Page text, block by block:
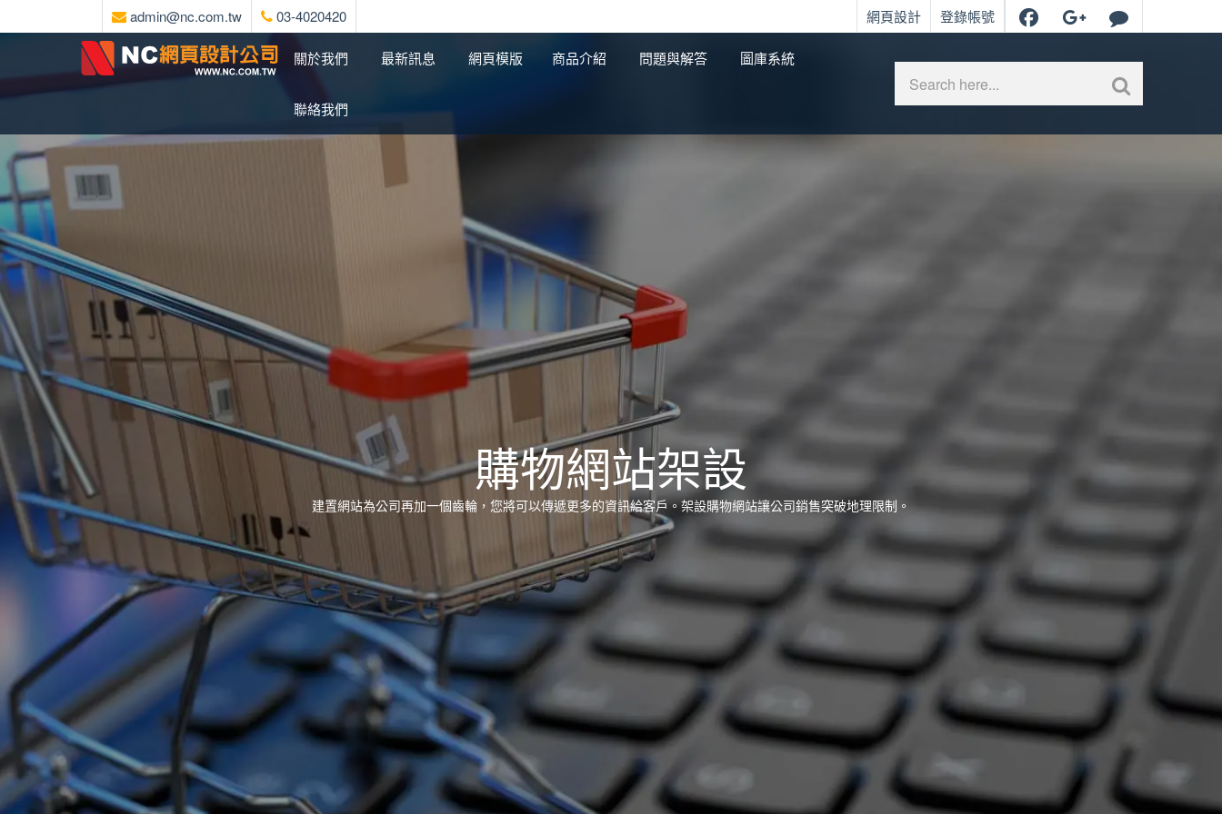
admin@nc.com.tw 03-4020420 網頁設計 登錄帳號
關於我們 最新訊息 網頁模版 商品介紹 問題與解答 圖庫系統
聯絡我們
購物網站架設
建置網站為公司再加一個齒輪，您將可以傳遞更多的資訊給客戶。架設購物網站讓公司銷售突破地理限制。